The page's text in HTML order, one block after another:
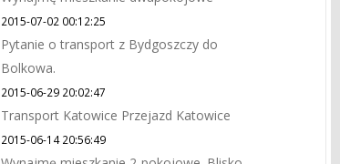
2015-07-02 00:12:25
Pytanie o transport z Bydgoszczy do
Bolkowa.
2015-06-29 20:02:47
Transport Katowice Przejazd Katowice
2015-06-14 20:56:49